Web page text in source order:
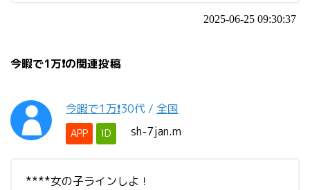
2025-06-25 09:30:37
今暇で1万❗️の関連投稿
今暇で1万❗️30代 / 全国
APP ID sh-7jan.m
****女の子ラインしよ！